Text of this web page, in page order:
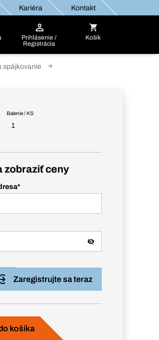
Kariéra Kontakt
Prihlásenie /
Registrácia
Košík
spájkovanie
Balenie / KS
1
zobraziť ceny
*
Zaregistrujte sa teraz
košíka